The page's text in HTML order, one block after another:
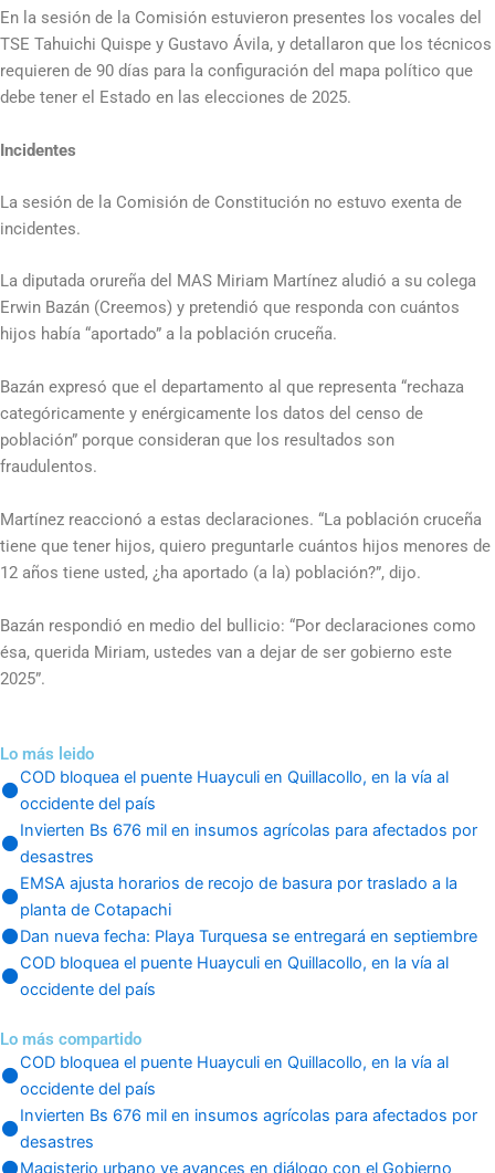
En la sesión de la Comisión estuvieron presentes los vocales del
TSE Tahuichi Quispe y Gustavo Ávila, y detallaron que los técnicos
requieren de 90 días para la configuración del mapa político que
debe tener el Estado en las elecciones de 2025.
Incidentes
La sesión de la Comisión de Constitución no estuvo exenta de
incidentes.
La diputada orureña del MAS Miriam Martínez aludió a su colega
Erwin Bazán (Creemos) y pretendió que responda con cuántos
hijos había “aportado” a la población cruceña.
Bazán expresó que el departamento al que representa “rechaza
categóricamente y enérgicamente los datos del censo de
población” porque consideran que los resultados son
fraudulentos.
Martínez reaccionó a estas declaraciones. “La población cruceña
tiene que tener hijos, quiero preguntarle cuántos hijos menores de
12 años tiene usted, ¿ha aportado (a la) población?”, dijo.
Bazán respondió en medio del bullicio: “Por declaraciones como
ésa, querida Miriam, ustedes van a dejar de ser gobierno este
2025”.
Lo más leido
COD bloquea el puente Huayculi en Quillacollo, en la vía al
occidente del país
Invierten Bs 676 mil en insumos agrícolas para afectados por
desastres
EMSA ajusta horarios de recojo de basura por traslado a la
planta de Cotapachi
Dan nueva fecha: Playa Turquesa se entregará en septiembre
COD bloquea el puente Huayculi en Quillacollo, en la vía al
occidente del país
Lo más compartido
COD bloquea el puente Huayculi en Quillacollo, en la vía al
occidente del país
Invierten Bs 676 mil en insumos agrícolas para afectados por
desastres
Magisterio urbano ve avances en diálogo con el Gobierno